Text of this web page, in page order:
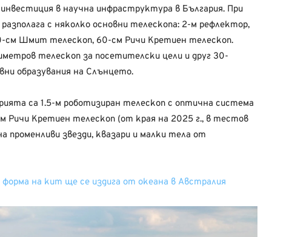
в научна инфраструктура в България. При
с няколко основни телескопа: 2-м рефлектор,
см Шмит телескоп, 60-см Ричи Кретиен телескоп.
телескоп за посетителски цели и друг 30-
образувания на Слънцето.
са 1.5-м роботизиран телескоп с оптична система
Ричи Кретиен телескоп (от края на 2025 г., в тестов
променливи звезди, квазари и малки тела от
форма на кит ще се издига от океана в Австралия